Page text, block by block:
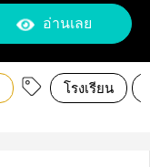
อ่านเลย
โรงเรียน